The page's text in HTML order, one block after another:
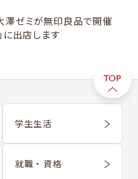
ゼミが無印良品で開催
に出店します
学生生活
就職 ・ 資格